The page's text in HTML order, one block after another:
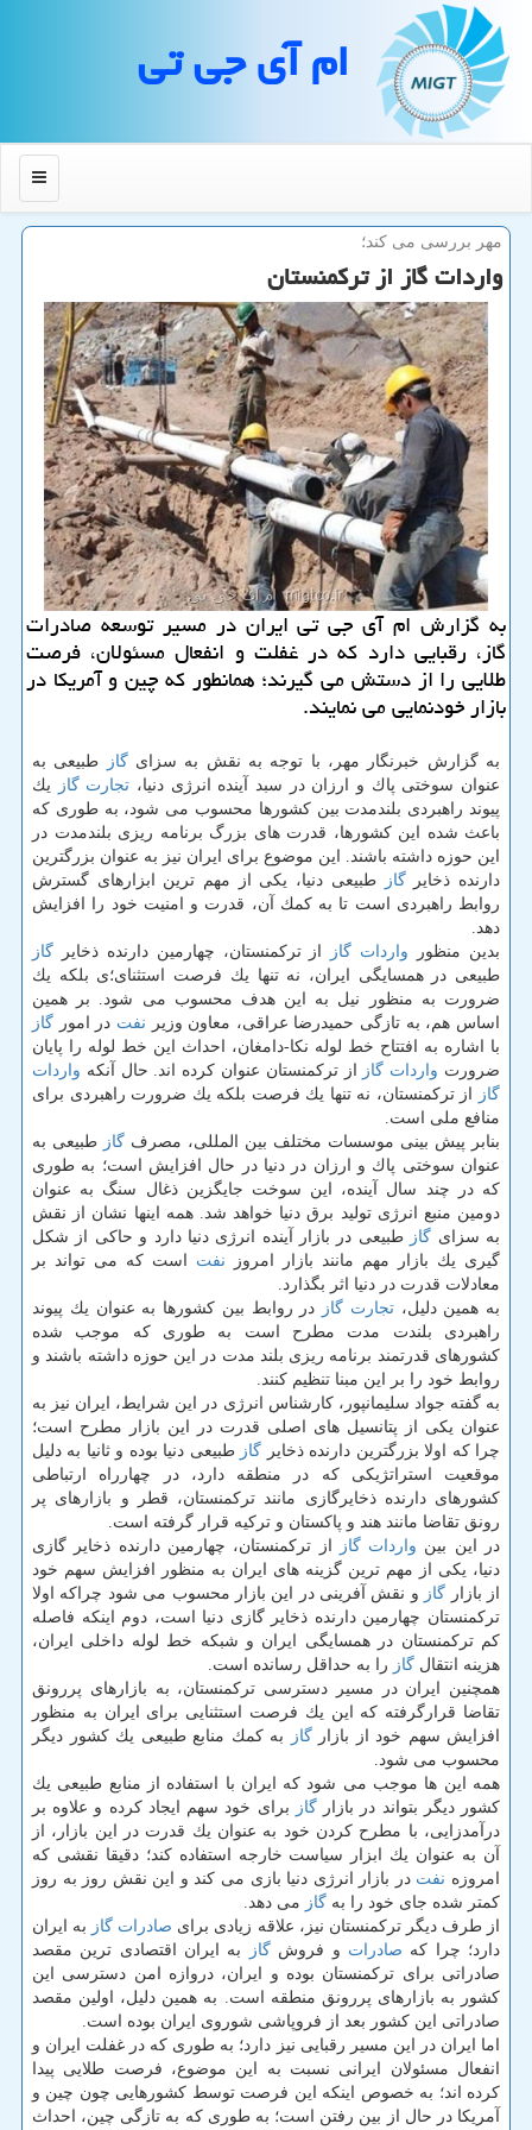
ام آی جی تی
منو
مهر بررسی می كند؛
واردات گاز از تركمنستان
به گزارش ام آی جی تی ایران در مسیر توسعه صادرات
گاز، رقبایی دارد كه در غفلت و انفعال مسئولان، فرصت
طلایی را از دستش می گیرند؛ همانطور كه چین و آمریكا در
بازار خودنمایی می نمایند.
به گزارش خبرنگار مهر، با توجه به نقش به سزایگاز
طبیعی به
عنوان سوختی پاك و ارزان در سبد آینده انرژی دنیا، تجارت گاز
یك
پیوند راهبردی بلندمدت بین كشورها محسوب می شود، به طوری كه
باعث شده این كشورها، قدرت های بزرگ برنامه ریزی بلندمدت در
این حوزه داشته باشند. این موضوع برای ایران نیز به عنوان بزرگترین
دارنده ذخایرگاز
طبیعی دنیا، یكی از مهم ترین ابزارهای گسترش
روابط راهبردی است تا به كمك آن، قدرت و امنیت خود را افزایش
دهد.
بدین منظور واردات گاز از تركمنستان، چهارمین دارنده ذخایر گاز
طبیعی در همسایگی ایران، نه تنها یك فرصت استثنای؛ی بلكه یك
ضرورت به منظور نیل به این هدف محسوب می شود. بر همین
اساس هم، به تازگی حمیدرضا عراقی، معاون وزیر نفت در امور گاز
با اشاره به افتتاح خط لوله نكا-دامغان، احداث این خط لوله را پایان
ضرورت واردات گاز از تركمنستان عنوان كرده اند. حال آنكه واردات
گاز
از تركمنستان، نه تنها یك فرصت بلكه یك ضرورت راهبردی برای
منافع ملی است.
بنابر پیش بینی موسسات مختلف بین المللی، مصرف گاز طبیعی به
عنوان سوختی پاك و ارزان در دنیا در حال افزایش است؛ به طوری
كه در چند سال آینده، این سوخت جایگزین ذغال سنگ به عنوان
دومین منبع انرژی تولید برق دنیا خواهد شد. همه اینها نشان از نقش
به سزای گاز طبیعی در بازار آینده انرژی دنیا دارد و حاكی از شكل
گیری یك بازار مهم مانند بازار امروز نفت است كه می تواند بر
معادلات قدرت در دنیا اثر بگذارد.
به همین دلیل،تجارت گاز
در روابط بین كشورها به عنوان یك پیوند
راهبردی بلندت مدت مطرح است به طوری كه موجب شده
كشورهای قدرتمند برنامه ریزی بلند مدت در این حوزه داشته باشند و
روابط خود را بر این مبنا تنظیم كنند.
به گفته جواد سلیمانپور، كارشناس انرژی در این شرایط، ایران نیز به
عنوان یكی از پتانسیل های اصلی قدرت در این بازار مطرح است؛
چرا كه اولا بزرگترین دارنده ذخایر گاز طبیعی دنیا بوده و ثانیا به دلیل
موقعیت استراتژیكی كه در منطقه دارد، در چهارراه ارتباطی
كشورهای دارنده ذخایرگازی مانند تركمنستان، قطر و بازارهای پر
رونق تقاضا مانند هند و پاكستان و تركیه قرار گرفته است.
در این بین واردات گاز
از تركمنستان، چهارمین دارنده ذخایر گازی
دنیا، یكی از مهم ترین گزینه های ایران به منظور افزایش سهم خود
از بازار گاز و نقش آفرینی در این بازار محسوب می شود چراكه اولا
تركمنستان چهارمین دارنده ذخایر گازی دنیا است، دوم اینكه فاصله
كم تركمنستان در همسایگی ایران و شبكه خط لوله داخلی ایران،
هزینه انتقال گاز را به حداقل رسانده است.
همچنین ایران در مسیر دسترسی تركمنستان، به بازارهای پررونق
تقاضا قرارگرفته كه این یك فرصت استثنایی برای ایران به منظور
افزایش سهم خود از بازارگاز
به كمك منابع طبیعی یك كشور دیگر
محسوب می شود.
همه این ها موجب می شود كه ایران با استفاده از منابع طبیعی یك
كشور دیگر بتواند در بازارگاز
برای خود سهم ایجاد كرده و علاوه بر
درآمدزایی، با مطرح كردن خود به عنوان یك قدرت در این بازار، از
آن به عنوان یك ابزار سیاست خارجه استفاده كند؛ دقیقا نقشی كه
امروزه نفت در بازار انرژی دنیا بازی می كند و این نقش روز به روز
كمتر شده جای خود را به گاز می دهد.
از طرف دیگر تركمنستان نیز، علاقه زیادی برای صادرات گاز به ایران
دارد؛ چرا كه صادرات و فروشگاز
به ایران اقتصادی ترین مقصد
صادراتی برای تركمنستان بوده و ایران، دروازه امن دسترسی این
كشور به بازارهای پررونق منطقه است. به همین دلیل، اولین مقصد
صادراتی این كشور بعد از فروپاشی شوروی ایران بوده است.
اما ایران در این مسیر رقبایی نیز دارد؛ به طوری كه در غفلت ایران و
انفعال مسئولان ایرانی نسبت به این موضوع، فرصت طلایی پیدا
كرده اند؛ به خصوص اینكه این فرصت توسط كشورهایی چون چین و
آمریكا در حال از بین رفتن است؛ به طوری كه به تازگی چین، احداث